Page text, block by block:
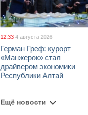
12:33 4 августа 2026
Герман Греф: курорт
«Манжерок» стал
драйвером экономики
Республики Алтай
Ещё новости